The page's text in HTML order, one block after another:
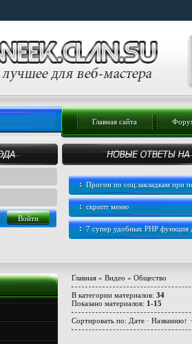
Главная сайта
Прогон по соц.закладкам при
скрипт меню
7 супер удобных PHP функция
Главная» Видео » Общество
В категории материалов: 34
Показано материалов: 1-15
Сортировать по: Дате· Названию↑